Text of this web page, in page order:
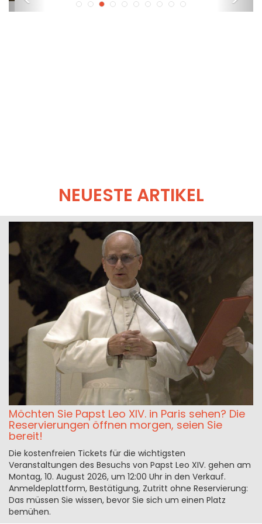
NEUESTE ARTIKEL
Möchten Sie Papst Leo XIV. in Paris sehen? Die
Reservierungen öffnen morgen, seien Sie
bereit!
Die kostenfreien Tickets für die wichtigsten
Veranstaltungen des Besuchs von Papst Leo XIV. gehen am
Montag, 10. August 2026, um 12:00 Uhr in den Verkauf.
Anmeldeplattform, Bestätigung, Zutritt ohne Reservierung:
Das müssen Sie wissen, bevor Sie sich um einen Platz
bemühen.